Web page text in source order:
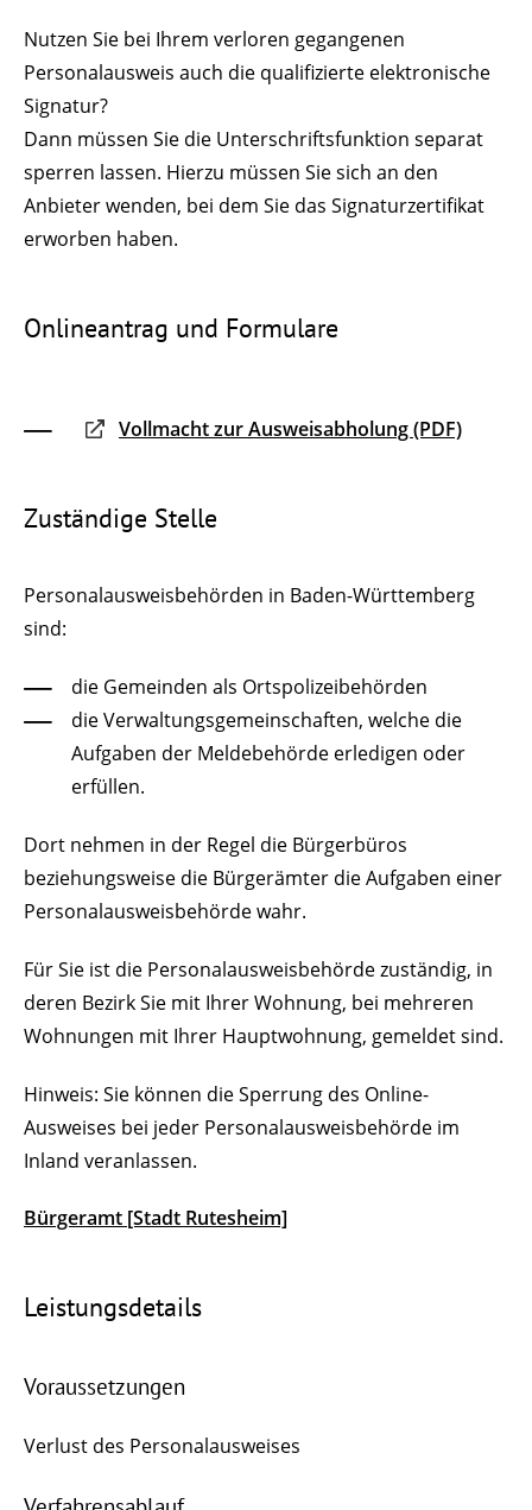
Nutzen Sie bei Ihrem verloren gegangenen
Personalausweis auch die qualifizierte elektronische
Signatur?
Dann müssen Sie die Unterschriftsfunktion separat
sperren lassen. Hierzu müssen Sie sich an den
Anbieter wenden, bei dem Sie das Signaturzertifikat
erworben haben.
Onlineantrag und Formulare
Vollmacht zur Ausweisabholung (PDF)
Zuständige Stelle
Personalausweisbehörden in Baden-Württemberg
sind:
die Gemeinden als Ortspolizeibehörden
die Verwaltungsgemeinschaften, welche die
Aufgaben der Meldebehörde erledigen oder
erfüllen.
Dort nehmen in der Regel die Bürgerbüros
beziehungsweise die Bürgerämter die Aufgaben einer
Personalausweisbehörde wahr.
Für Sie ist die Personalausweisbehörde zuständig, in
deren Bezirk Sie mit Ihrer Wohnung, bei mehreren
Wohnungen mit Ihrer Hauptwohnung, gemeldet sind.
Hinweis: Sie können die Sperrung des Online-
Ausweises bei jeder Personalausweisbehörde im
Inland veranlassen.
Bürgeramt [Stadt Rutesheim]
Leistungsdetails
Voraussetzungen
Verlust des Personalausweises